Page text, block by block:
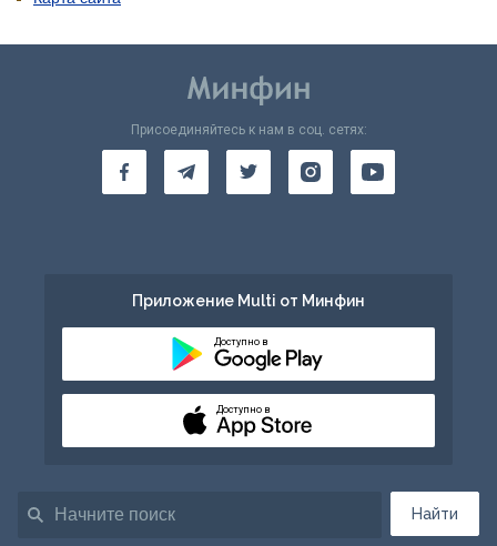
Найти
Присоединяйтесь к нам в соц. сетях:
Приложение Multi от Минфин
Доступно в
Доступно в